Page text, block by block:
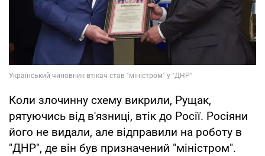
Коли злочинну схему викрили, Рущак,
рятуючись від в'язниці, втік до Росії. Росіяни
його не видали, але відправили на роботу в
"ДНР", де він був призначений "міністром".